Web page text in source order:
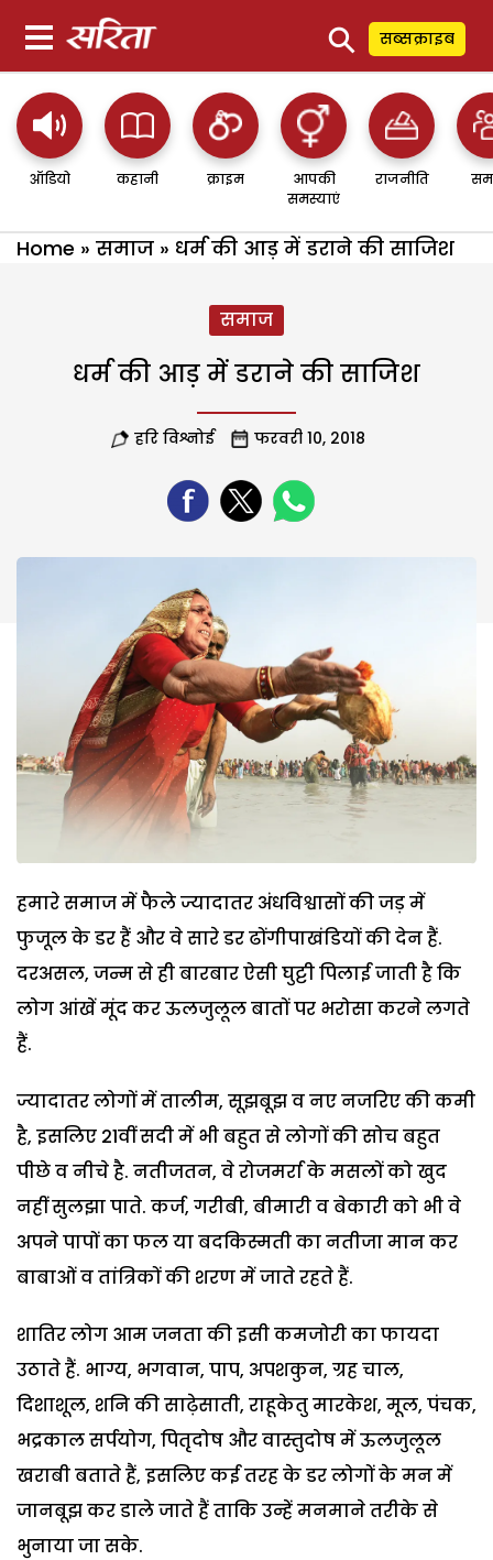
⚲ सब्सक्राइब
ऑडियो कहानी क्राइम
आपकी
समस्याएं
राजनीति
Home » समाज » धर्म की आड़ में डराने की साजिश
समाज
धर्म की आड़ में डराने की साजिश
हरि विश्नोई फरवरी 10, 2018
हमारे समाज में फैले ज्यादातर अंधविश्वासों की जड़ में
फुजूल के डर हैं और वे सारे डर ढोंगीपाखंडियों की देन हैं.
दरअसल, जन्म से ही बारबार ऐसी घुट्टी पिलाई जाती है कि
लोग आंखें मूंद कर ऊलजुलूल बातों पर भरोसा करने लगते
हैं.
ज्यादातर लोगों में तालीम, सूझबूझ व नए नजरिए की कमी
है, इसलिए 21वीं सदी में भी बहुत से लोगों की सोच बहुत
पीछे व नीचे है. नतीजतन, वे रोजमर्रा के मसलों को खुद
नहीं सुलझा पाते. कर्ज, गरीबी, बीमारी व बेकारी को भी वे
अपने पापों का फल या बदकिस्मती का नतीजा मान कर
बाबाओं व तांत्रिकों की शरण में जाते रहते हैं.
शातिर लोग आम जनता की इसी कमजोरी का फायदा
उठाते हैं. भाग्य, भगवान, पाप, अपशकुन, ग्रह चाल,
दिशाशूल, शनि की साढ़ेसाती, राहूकेतु मारकेश, मूल, पंचक,
भद्रकाल सर्पयोग, पितृदोष और वास्तुदोष में ऊलजुलूल
खराबी बताते हैं, इसलिए कई तरह के डर लोगों के मन में
जानबूझ कर डाले जाते हैं ताकि उन्हें मनमाने तरीके से
भुनाया जा सके.